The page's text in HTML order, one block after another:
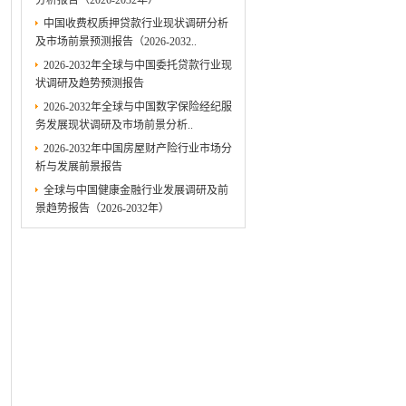
中国收费权质押贷款行业现状调研分析
及市场前景预测报告（2026-2032..
2026-2032年全球与中国委托贷款行业现
状调研及趋势预测报告
2026-2032年全球与中国数字保险经纪服
务发展现状调研及市场前景分析..
2026-2032年中国房屋财产险行业市场分
析与发展前景报告
全球与中国健康金融行业发展调研及前
景趋势报告（2026-2032年）